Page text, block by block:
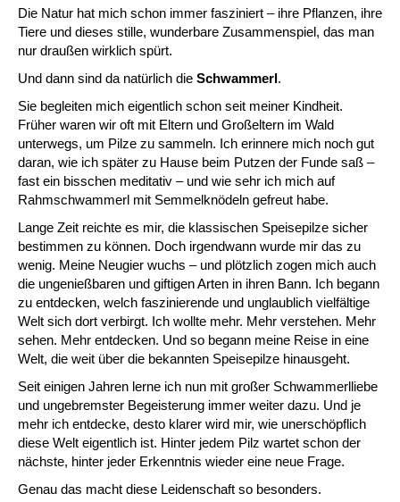
Die Natur hat mich schon immer fasziniert – ihre Pflanzen, ihre
Tiere und dieses stille, wunderbare Zusammenspiel, das man
nur draußen wirklich spürt.
Und dann sind da natürlich die Schwammerl.
Sie begleiten mich eigentlich schon seit meiner Kindheit.
Früher waren wir oft mit Eltern und Großeltern im Wald
unterwegs, um Pilze zu sammeln. Ich erinnere mich noch gut
daran, wie ich später zu Hause beim Putzen der Funde saß –
fast ein bisschen meditativ – und wie sehr ich mich auf
Rahmschwammerl mit Semmelknödeln gefreut habe.
Lange Zeit reichte es mir, die klassischen Speisepilze sicher
bestimmen zu können. Doch irgendwann wurde mir das zu
wenig. Meine Neugier wuchs – und plötzlich zogen mich auch
die ungenießbaren und giftigen Arten in ihren Bann. Ich begann
zu entdecken, welch faszinierende und unglaublich vielfältige
Welt sich dort verbirgt. Ich wollte mehr. Mehr verstehen. Mehr
sehen. Mehr entdecken. Und so begann meine Reise in eine
Welt, die weit über die bekannten Speisepilze hinausgeht.
Seit einigen Jahren lerne ich nun mit großer Schwammerlliebe
und ungebremster Begeisterung immer weiter dazu. Und je
mehr ich entdecke, desto klarer wird mir, wie unerschöpflich
diese Welt eigentlich ist. Hinter jedem Pilz wartet schon der
nächste, hinter jeder Erkenntnis wieder eine neue Frage.
Genau das macht diese Leidenschaft so besonders.